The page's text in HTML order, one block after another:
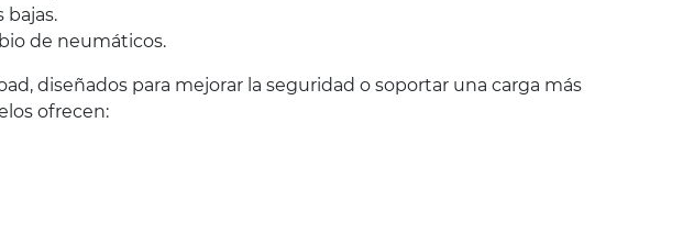
bajas.
de neumáticos.
diseñados para mejorar la seguridad o soportar una carga más
ofrecen: